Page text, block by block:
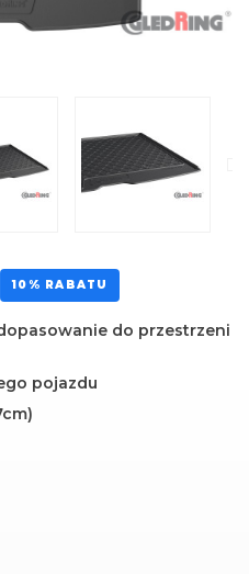
10% RABATU
do przestrzeni
pojazdu